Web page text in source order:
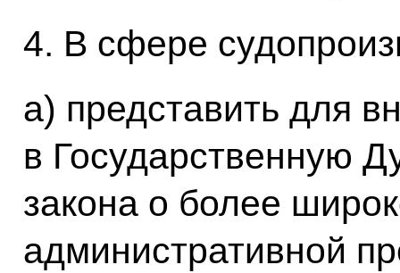
4. В сфере
а) представить для
в Государственную
закона о более
административной